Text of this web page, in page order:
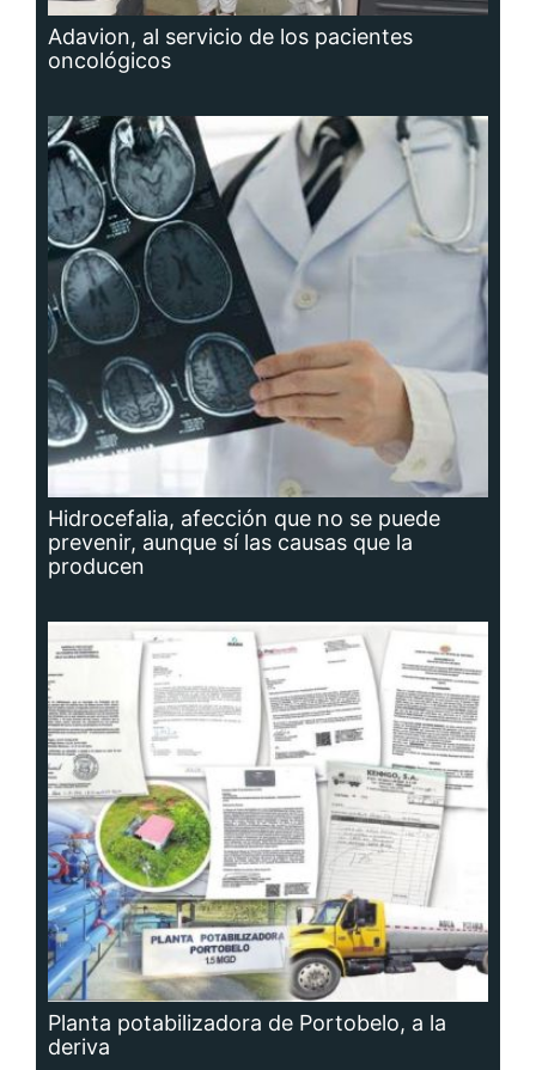
Adavion, al servicio de los pacientes
oncológicos
Hidrocefalia, afección que no se puede
prevenir, aunque sí las causas que la
producen
Planta potabilizadora de Portobelo, a la
deriva